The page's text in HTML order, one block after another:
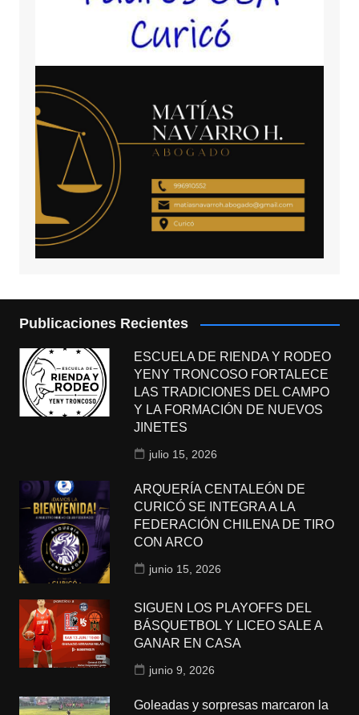
Publicaciones Recientes
ESCUELA DE RIENDA Y RODEO
YENY TRONCOSO FORTALECE
LAS TRADICIONES DEL CAMPO
Y LA FORMACIÓN DE NUEVOS
JINETES
julio 15, 2026
ARQUERÍA CENTALEÓN DE
CURICÓ SE INTEGRA A LA
FEDERACIÓN CHILENA DE TIRO
CON ARCO
junio 15, 2026
SIGUEN LOS PLAYOFFS DEL
BÁSQUETBOL Y LICEO SALE A
GANAR EN CASA
junio 9, 2026
Goleadas y sorpresas marcaron la